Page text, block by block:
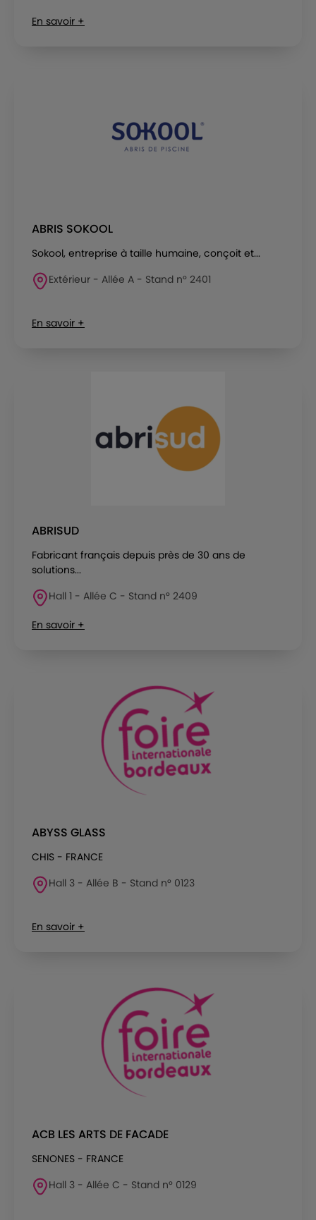
En savoir +
ABRIS SOKOOL
Sokool, entreprise à taille humaine, conçoit et...
Extérieur - Allée A - Stand n° 2401
En savoir +
ABRISUD
Fabricant français depuis près de 30 ans de
solutions...
Hall 1 - Allée C - Stand n° 2409
En savoir +
ABYSS GLASS
CHIS - FRANCE
Hall 3 - Allée B - Stand n° 0123
En savoir +
ACB LES ARTS DE FACADE
SENONES - FRANCE
Hall 3 - Allée C - Stand n° 0129